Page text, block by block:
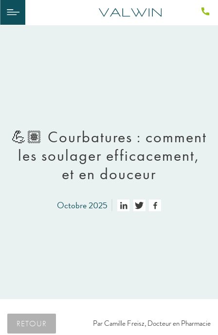
💪🏽​ Courbatures : comment
les soulager efficacement,
et en douceur
Octobre 2025
RETOUR ParCamille Freisz, Docteur en Pharmacie